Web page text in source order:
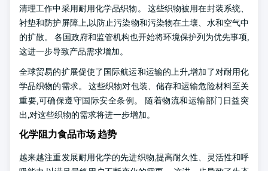
清理工作中采用耐用化学品织物。 这些织物被用在封装系统、
衬垫和防护屏障上,以防止污染物和污染物在土壤、水和空气中
的扩散。 各国政府和监管机构也开始将环境保护列为优先事项,
这进一步导致产品需求增加。
全球贸易的扩展促使了国际航运和运输的上升,增加了对耐用化
学品织物的需求。 这些织物对包装、储存和运输危险材料至关
重要,可确保遵守国际安全条例。 随着物流和运输部门日益突
出,对这些织物的需求将进一步增加。
化学阻力食品市场 趋势
越来越注重发展耐用化学的先进织物,提高耐久性、灵活性和呼